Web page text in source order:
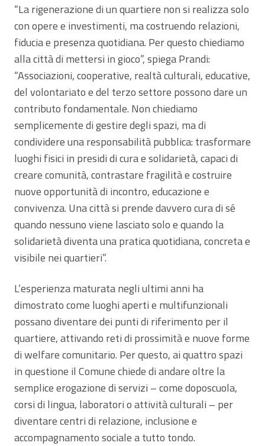
“La rigenerazione di un quartiere non si realizza solo
con opere e investimenti, ma costruendo relazioni,
fiducia e presenza quotidiana. Per questo chiediamo
alla città di mettersi in gioco”, spiega Prandi:
“Associazioni, cooperative, realtà culturali, educative,
del volontariato e del terzo settore possono dare un
contributo fondamentale. Non chiediamo
semplicemente di gestire degli spazi, ma di
condividere una responsabilità pubblica: trasformare
luoghi fisici in presidi di cura e solidarietà, capaci di
creare comunità, contrastare fragilità e costruire
nuove opportunità di incontro, educazione e
convivenza. Una città si prende davvero cura di sé
quando nessuno viene lasciato solo e quando la
solidarietà diventa una pratica quotidiana, concreta e
visibile nei quartieri”.
L’esperienza maturata negli ultimi anni ha
dimostrato come luoghi aperti e multifunzionali
possano diventare dei punti di riferimento per il
quartiere, attivando reti di prossimità e nuove forme
di welfare comunitario. Per questo, ai quattro spazi
in questione il Comune chiede di andare oltre la
semplice erogazione di servizi – come doposcuola,
corsi di lingua, laboratori o attività culturali – per
diventare centri di relazione, inclusione e
accompagnamento sociale a tutto tondo.